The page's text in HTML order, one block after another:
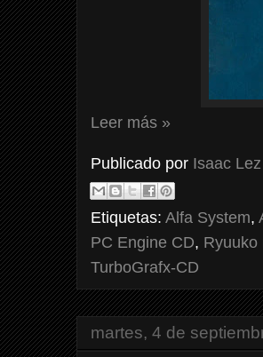
Leer más »
Publicado por Isaac Lez
Etiquetas: Alfa System,
PC Engine CD, Ryuuko
TurboGrafx-CD
martes, 4 de